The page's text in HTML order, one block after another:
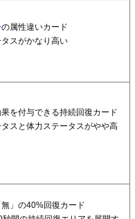
の属性違いカード
スがかなり高い
を付与できる持続回復カード
スと体力ステータスがやや高
」の40%回復カード